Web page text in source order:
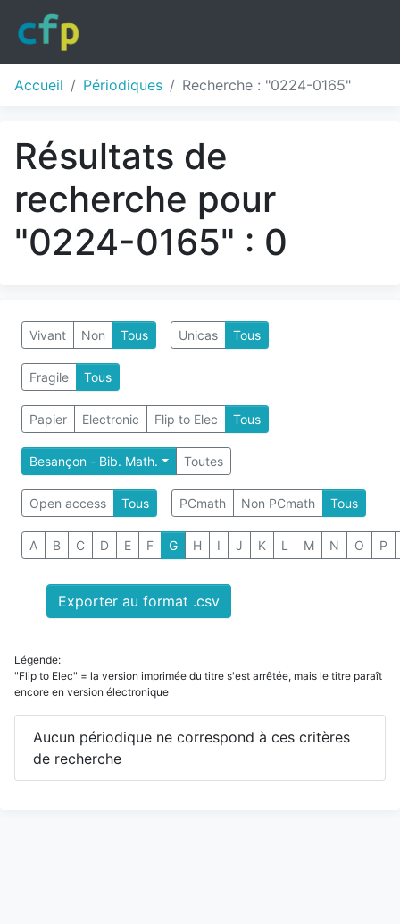
Accueil Périodiques Recherche : "0224-0165"
Résultats de
recherche pour
"0224-0165" : 0
Vivant Non Tous Unicas Tous
Fragile Tous
Papier Electronic Flip to Elec Tous
Besançon - Bib. Math. Toutes
Open access Tous PCmath Non PCmath Tous
A B C D E F G H I J K L M N O P
Exporter au format .csv
Légende:
"Flip to Elec" = la version imprimée du titre s'est arrêtée, mais le titre paraît
encore en version électronique
Aucun périodique ne correspond à ces critères
de recherche